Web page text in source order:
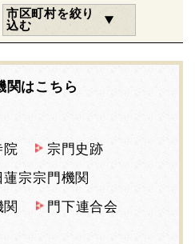
市区町村を絞り
込む
関はこちら
院
宗門史跡
蓮宗宗門機関
関
門下連合会